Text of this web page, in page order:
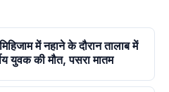
में नहाने के दौरान तालाब में
युवक की मौत, पसरा मातम